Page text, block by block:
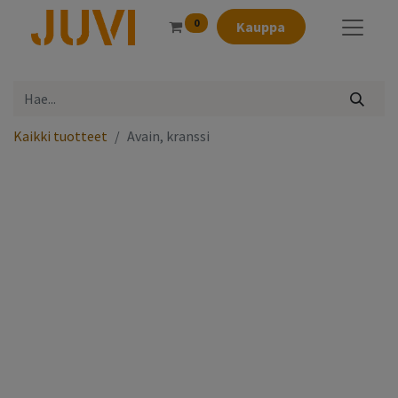
0 Kauppa
Kaikki tuotteet Avain, kranssi